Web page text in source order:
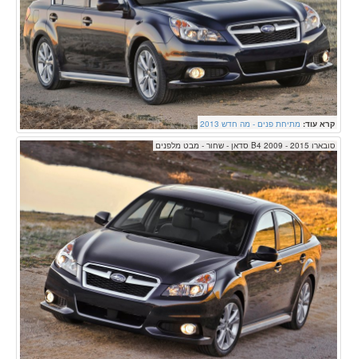
קרא עוד: מתיחת פנים - מה חדש 2013
סובארו B4 2009 - 2015 סדאן - שחור - מבט מלפנים